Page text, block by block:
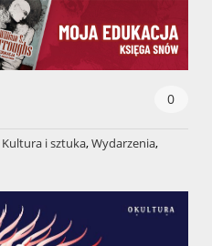
0
Kultura i sztuka,Wydarzenia,